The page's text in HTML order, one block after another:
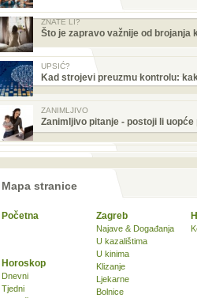
ZNATE LI?
Što je zapravo važnije od brojanja
UPSIĆ?
Kad strojevi preuzmu kontrolu:
ZANIMLJIVO
Zanimljivo pitanje - postoji li
Mapa stranice
Početna Zagreb
Najave & Događanja
U kazalištima
U kinima
Klizanje
Ljekarne
Bolnice
Horoskop
Dnevni
Tjedni